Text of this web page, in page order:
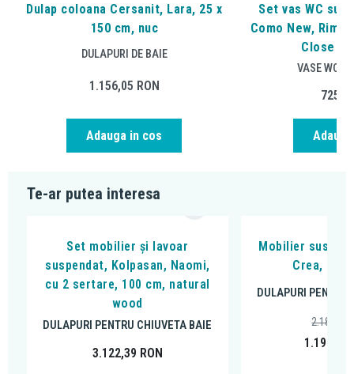
Dulap coloana Cersanit, Lara, 25 x
150 cm, nuc
DULAPURI DE BAIE
1.156,05 RON
Adauga in cos
Set vas WC
Como New,
Close si
VASE WC
Te-ar putea interesa
Set mobilier și lavoar
suspendat, Kolpasan, Naomi,
cu 2 sertare, 100 cm, natural
wood
DULAPURI PENTRU CHIUVETA BAIE
3.122,39 RON
Mobilier
Crea, 100
DULAPURI PENTRU
1.199,00
2.181,95